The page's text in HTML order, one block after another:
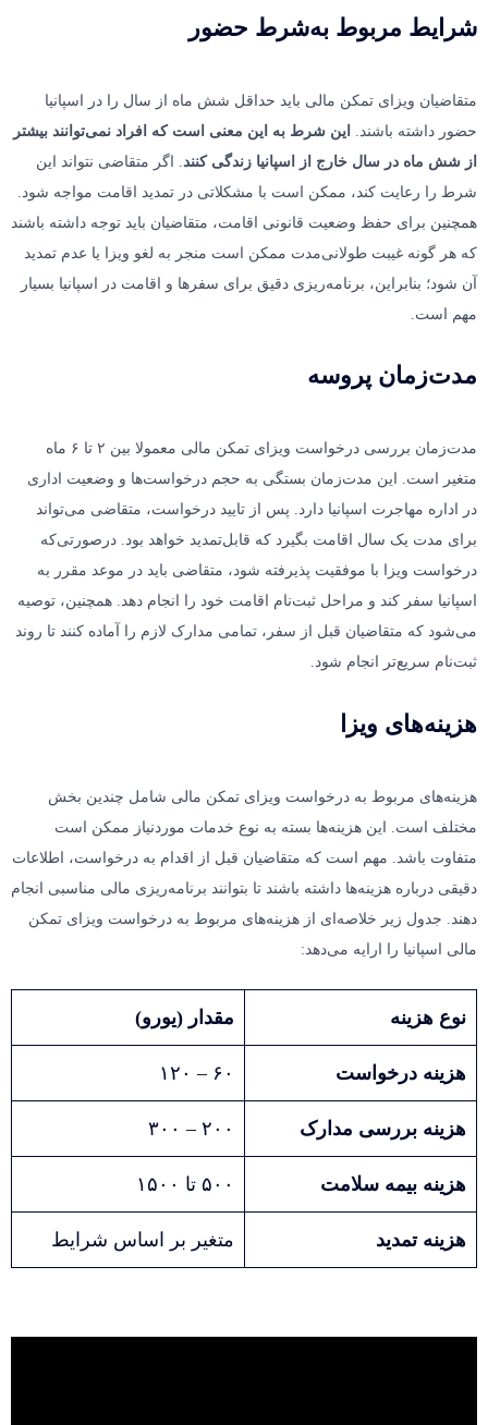
شرایط مربوط به‌شرط حضور
متقاضیان ویزای تمکن مالی باید حداقل شش ماه از سال را در اسپانیا
حضور داشته باشند.
این شرط به این معنی است که افراد نمی‌توانند بیشتر
از شش ماه در سال خارج از اسپانیا زندگی کنند. اگر متقاضی نتواند این
شرط را رعایت کند، ممکن است با مشکلاتی در تمدید اقامت مواجه شود.
همچنین برای حفظ وضعیت قانونی اقامت، متقاضیان باید توجه داشته باشند
که هر گونه غیبت طولانی‌مدت ممکن است منجر به لغو ویزا یا عدم تمدید
آن شود؛ بنابراین، برنامه‌ریزی دقیق برای سفرها و اقامت در اسپانیا بسیار
مهم است.
مدت‌زمان پروسه
مدت‌زمان بررسی درخواست ویزای تمکن مالی معمولا بین ۲ تا ۶ ماه
متغیر است. این مدت‌زمان بستگی به حجم درخواست‌ها و وضعیت اداری
در اداره مهاجرت اسپانیا دارد. پس از تایید درخواست، متقاضی می‌تواند
برای مدت یک سال اقامت بگیرد که قابل‌تمدید خواهد بود. درصورتی‌که
درخواست ویزا با موفقیت پذیرفته شود، متقاضی باید در موعد مقرر به
اسپانیا سفر کند و مراحل ثبت‌نام اقامت خود را انجام دهد. همچنین، توصیه
می‌شود که متقاضیان قبل از سفر، تمامی مدارک لازم را آماده کنند تا روند
ثبت‌نام سریع‌تر انجام شود.
هزینه‌های ویزا
هزینه‌های مربوط به درخواست ویزای تمکن مالی شامل چندین بخش
مختلف است. این هزینه‌ها بسته به نوع خدمات موردنیاز ممکن است
متفاوت باشد. مهم است که متقاضیان قبل از اقدام به درخواست، اطلاعات
دقیقی درباره هزینه‌ها داشته باشند تا بتوانند برنامه‌ریزی مالی مناسبی انجام
دهند. جدول زیر خلاصه‌ای از هزینه‌های مربوط به درخواست ویزای تمکن
مالی اسپانیا را ارایه می‌دهد:
نوع هزینه مقدار (یورو)
هزینه درخواست ۶۰ – ۱۲۰
هزینه بررسی مدارک ۲۰۰ – ۳۰۰
هزینه بیمه سلامت ۵۰۰ تا ۱۵۰۰
هزینه تمدید متغیر بر اساس شرایط